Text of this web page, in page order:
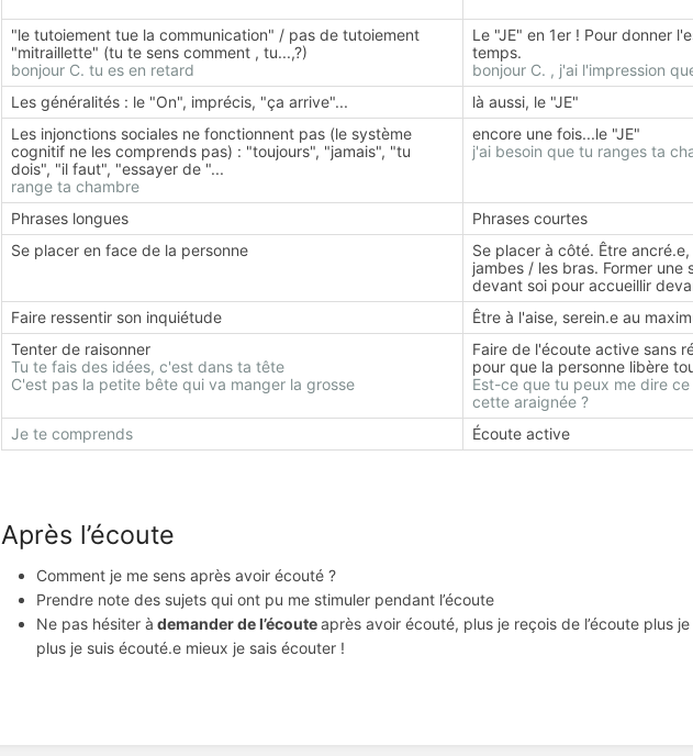
"le tutoiement tue la communication" / pas de tutoiement
"mitraillette" (tu te sens comment , tu...,?)
bonjour C. tu es en retard
Le "JE" en 1er ! Pour donner
temps.
bonjour C. , j'ai l'impression
Les généralités : le "On", imprécis, "ça arrive"...
là aussi, le "JE"
Les injonctions sociales ne fonctionnent pas (le système
cognitif ne les comprends pas) : "toujours", "jamais", "tu
dois", "il faut", "essayer de "...
range ta chambre
encore une fois...le "JE"
j'ai besoin que tu ranges ta
Phrases longues
Phrases courtes
Se placer en face de la personne
Se placer à côté. Être
jambes / les bras. Former
devant soi pour accueillir
Faire ressentir son inquiétude
Être à l'aise, serein.e au
Tenter de raisonner
Tu te fais des idées, c'est dans ta tête
C'est pas la petite bête qui va manger la grosse
Faire de l'écoute active sans
pour que la personne libère
Est-ce que tu peux me dire
cette araignée ?
Je te comprends
Écoute active
Après l’écoute
Comment je me sens après avoir écouté ?
Prendre note des sujets qui ont pu me stimuler pendant l’écoute
Ne pas hésiter à demander de l’écouteaprès avoir écouté, plus je reçois de l’écoute plus
plus je suis écouté.e mieux je sais écouter !